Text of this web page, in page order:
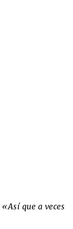
«Así que a veces